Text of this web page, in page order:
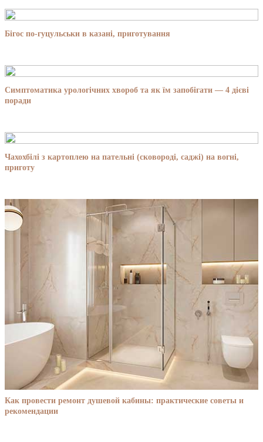
Бігос по-гуцульськи в казані, приготування
Симптоматика урологічних хвороб та як їм запобігати — 4 дієві
поради
Чахохбілі з картоплею на пательні (сковороді, саджі) на вогні,
приготу
Как провести ремонт душевой кабины: практические советы и
рекомендации